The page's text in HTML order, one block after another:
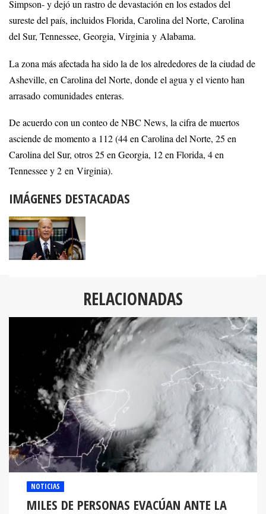
Simpson- y dejó un rastro de devastación en los estados del
sureste del país, incluidos Florida, Carolina del Norte, Carolina
del Sur, Tennessee, Georgia, Virginia y Alabama.
La zona más afectada ha sido la de los alrededores de la ciudad de
Asheville, en Carolina del Norte, donde el agua y el viento han
arrasado comunidades enteras.
De acuerdo con un conteo de NBC News, la cifra de muertos
asciende de momento a 112 (44 en Carolina del Norte, 25 en
Carolina del Sur, otros 25 en Georgia, 12 en Florida, 4 en
Tennessee y 2 en Virginia).
IMÁGENES DESTACADAS
RELACIONADAS
NOTICIAS
MILES DE PERSONAS EVACÚAN ANTE LA